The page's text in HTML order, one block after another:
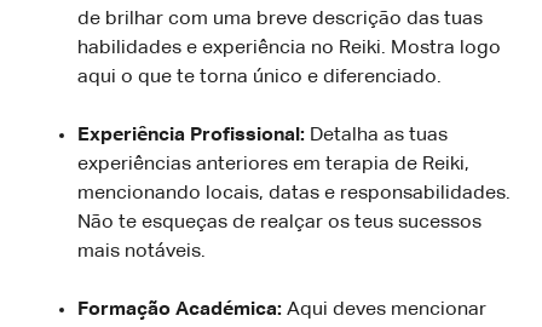
de brilhar com uma breve descrição das tuas
habilidades e experiência no Reiki. Mostra logo
aqui o que te torna único e diferenciado.
Experiência Profissional: Detalha as tuas
experiências anteriores em terapia de Reiki,
mencionando locais, datas e responsabilidades.
Não te esqueças de realçar os teus sucessos
mais notáveis.
Formação Académica: Aqui deves mencionar